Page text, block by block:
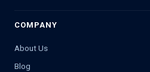
COMPANY
About Us
Blog